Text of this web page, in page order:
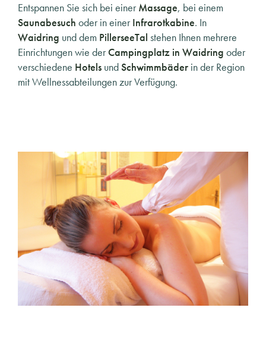
Entspannen Sie sich bei einerMassage, bei einem
Saunabesuch oder in einerInfrarotkabine. In
Waidring und dem PillerseeTal stehen Ihnen mehrere
Einrichtungen wie derCampingplatz in Waidring oder
verschiedene Hotels undSchwimmbäder in der Region
mit Wellnessabteilungen zur Verfügung.